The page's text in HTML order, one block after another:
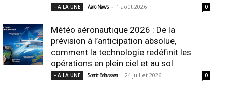
- A LA UNE Aero News - 1 août 2026 0
Météo aéronautique 2026 : De la
prévision à l’anticipation absolue,
comment la technologie redéfinit les
opérations en plein ciel et au sol
- A LA UNE Samir Belhassen - 24 juillet 2026 0